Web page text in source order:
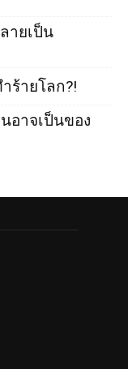
ายเป็น
ร้ายโลก?!
อาจเป็นของ